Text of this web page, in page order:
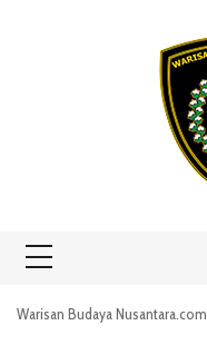
Warisan Budaya Nusantara.com